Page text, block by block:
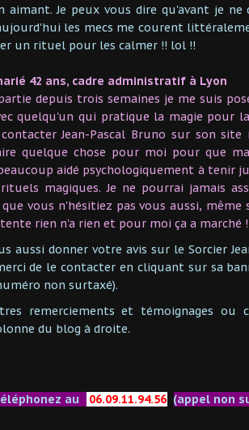
aimant. Je peux vous dire qu'avant je ne
les mecs me courent
un rituel pour les calmer !! lol !!
42 ans, cadre administratif à Lyon
depuis trois semaines je me suis
quelqu'un qui pratique la magie pour
Jean-Pascal Bruno sur son
quelque chose pour moi pour que
aidé psychologiquement à tenir
magiques. Je ne pourrai jamais
vous n'hésitiez pas vous aussi, même
rien n'a rien et pour moi ça a marché !
aussi donner votre avis sur le Sorcier
de le contacter en cliquant sur sa
non surtaxé).
remerciements et témoignages ou
du blog à droite.
au 06.09.11.94.56 (appel non